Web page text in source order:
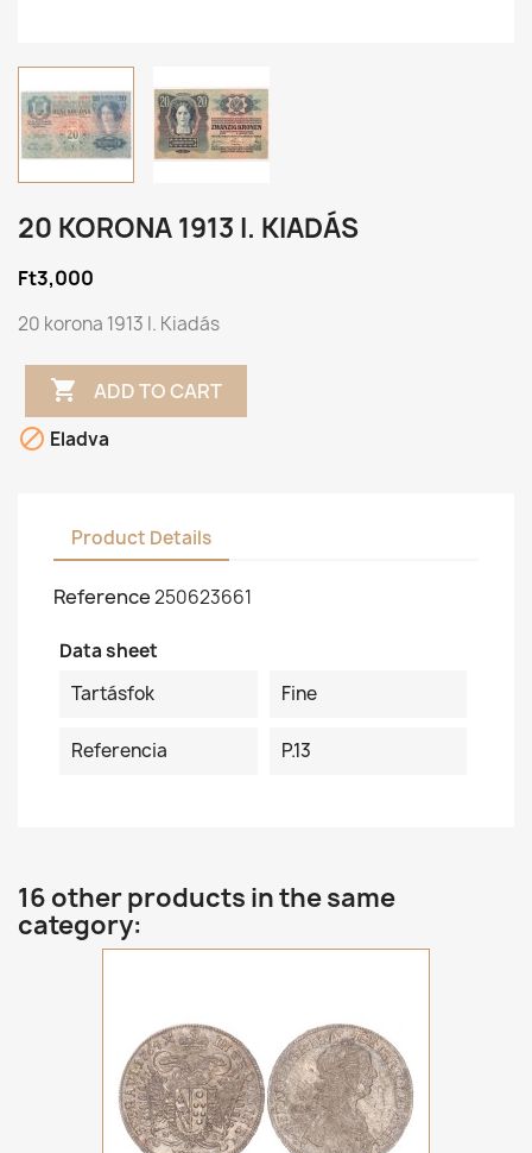
20 KORONA 1913 I. KIADÁS
Ft3,000
20 korona 1913 I. Kiadás
 ADD TO CART
 Eladva
Product Details
Reference250623661
Data sheet
Tartásfok
Fine
Referencia P.13
16 other products in the same
category: